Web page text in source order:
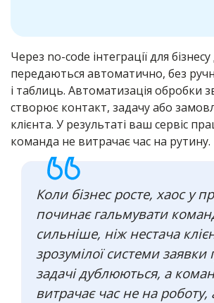
Через no-code інтеграції для бізнесу
передаються автоматично, без
і таблиць. Автоматизація обробки
створює контакт, задачу або
клієнта. У результаті ваш сервіс
команда не витрачає час на рутину.
Коли бізнес росте, хаос у
починає гальмувати
сильніше, ніж нестача
зрозумілої системи заявки
задачі дублюються, а
витрачає час не на роботу,